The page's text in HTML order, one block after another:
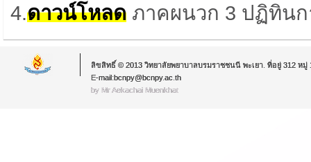
4.ดาวน์โหลด ภาคผนวก 3 ปฏิทิน
ลิขสิทธิ์ © 2013 วิทยาลัยพยาบาลบรมราชชนนี พะเยา. ที่อยู่ 312 หมู่
E-mail:bcnpy@bcnpy.ac.th
by Mr.Aekachai Muenkhat